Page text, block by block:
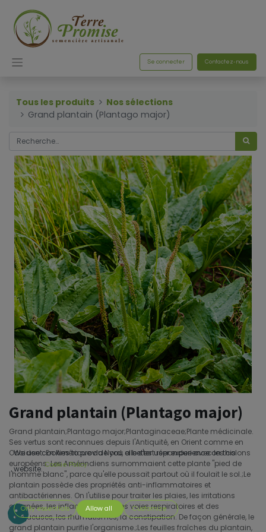
Se connecter Contactez-nous
Tous les produits
Nos sélections
Grand plantain (Plantago major)
Grand plantain (Plantago major)
Grand plantain;Plantago major;Plantaginaceae;Plante médicinale.
Ses vertus sont reconnues depuis l'Antiquité, en Orient comme en
Occident. En Amérique du Nord, elle s'est répandue avec les colons
européens. Les Amérindiens surnommaient cette plante "pied de
l'homme blanc", parce qu'elle poussait partout où il foulait le sol.;Le
plantain possède des propriétés anti-inflammatoires et
antibactériennes. On l'utilise pour traiter les plaies, les irritations
cutanées, les inflammations des voies respiratoires et des
muqueuses, les rhumatismes, la constipation. De façon générale, le
grand plantain purifie l'organisme.;Les feuilles fraîches du plantain,
We use cookies to provide you a better user experience on this
website. Cookie Policy
Only essentials Allow all Customize